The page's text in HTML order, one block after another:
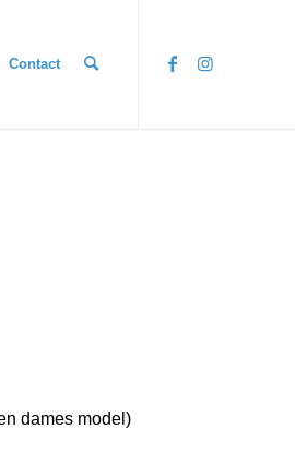
Contact
dames model)